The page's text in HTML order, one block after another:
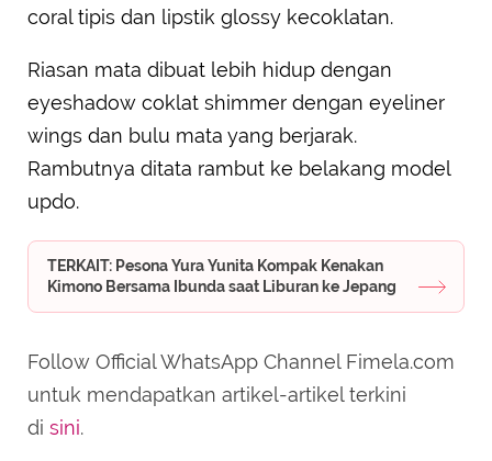
coral tipis dan lipstik glossy kecoklatan.
Riasan mata dibuat lebih hidup dengan
eyeshadow coklat shimmer dengan eyeliner
wings dan bulu mata yang berjarak.
Rambutnya ditata rambut ke belakang model
updo.
TERKAIT: Pesona Yura Yunita Kompak Kenakan
Kimono Bersama Ibunda saat Liburan ke Jepang
Follow Official WhatsApp Channel Fimela.com
untuk mendapatkan artikel-artikel terkini
di sini.